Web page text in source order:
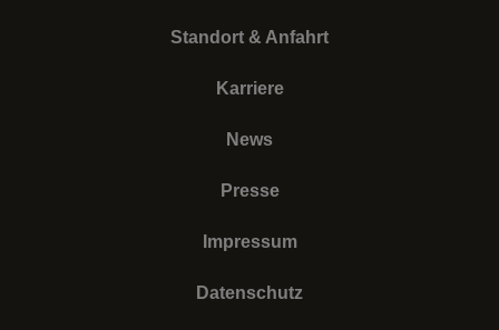
Standort & Anfahrt
Karriere
News
Presse
Impressum
Datenschutz